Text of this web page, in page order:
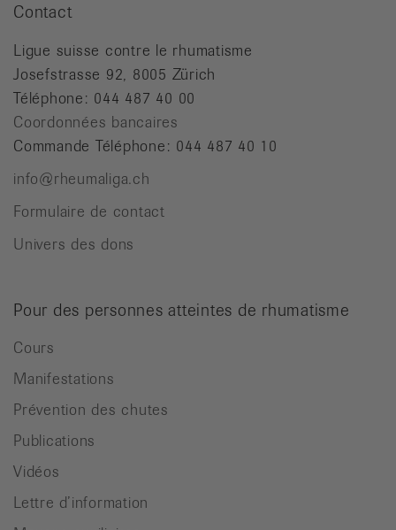
Contact
Ligue suisse contre le rhumatisme
Josefstrasse 92, 8005 Zürich
Téléphone: 044 487 40 00
Coordonnées bancaires
Commande Téléphone: 044 487 40 10
info@rheumaliga.ch
Formulaire de contact
Univers des dons
Pour des personnes atteintes de rhumatisme
Cours
Manifestations
Prévention des chutes
Publications
Vidéos
Lettre d’information